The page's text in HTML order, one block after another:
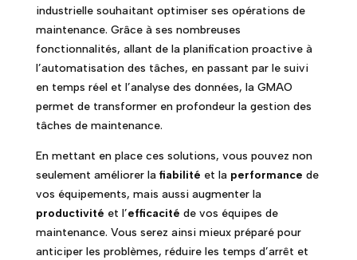
industrielle souhaitant optimiser ses opérations de
maintenance. Grâce à ses nombreuses
fonctionnalités, allant de la planification proactive à
l’automatisation des tâches, en passant par le suivi
en temps réel et l’analyse des données, la GMAO
permet de transformer en profondeur la gestion des
tâches de maintenance.
En mettant en place ces solutions, vous pouvez non
seulement améliorer la fiabilité et la performance de
vos équipements, mais aussi augmenter la
productivité et l’efficacité de vos équipes de
maintenance. Vous serez ainsi mieux préparé pour
anticiper les problèmes, réduire les temps d’arrêt et